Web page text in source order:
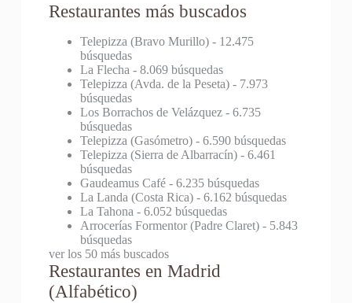
Restaurantes más buscados
Telepizza (Bravo Murillo)- 12.475
búsquedas
La Flecha - 8.069 búsquedas
Telepizza (Avda. de la Peseta)- 7.973
búsquedas
Los Borrachos de Velázquez- 6.735
búsquedas
Telepizza (Gasómetro)- 6.590 búsquedas
Telepizza (Sierra de Albarracín)- 6.461
búsquedas
Gaudeamus Café- 6.235 búsquedas
La Landa (Costa Rica)- 6.162 búsquedas
La Tahona - 6.052 búsquedas
Arrocerías Formentor (Padre Claret)- 5.843
búsquedas
ver los 50 más buscados
Restaurantes en Madrid
(Alfabético)